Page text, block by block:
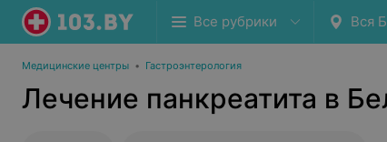
Все рубрики Вся
Медицинские центры • Гастроэнтерология
Лечение панкреатита в